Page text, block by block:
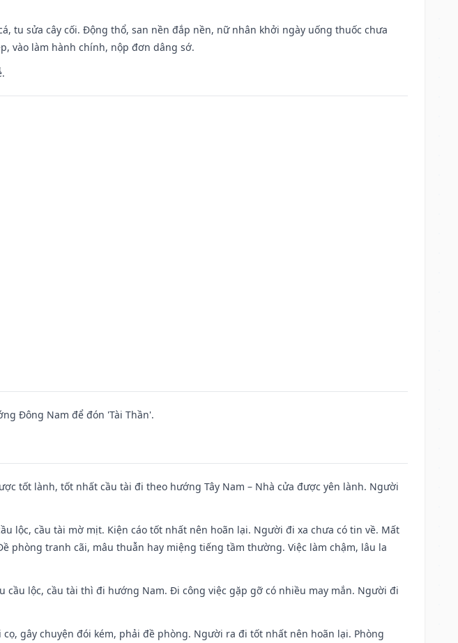
tu sửa cây cối. Động thổ, san nền đắp nền, nữ nhân khởi ngày uống thuốc chưa
vào làm hành chính, nộp đơn dâng sớ.
Đông Nam để đón 'Tài Thần'.
tốt lành, tốt nhất cầu tài đi theo hướng Tây Nam – Nhà cửa được yên lành. Người
lộc, cầu tài mờ mịt. Kiện cáo tốt nhất nên hoãn lại. Người đi xa chưa có tin về. Mất
phòng tranh cãi, mâu thuẫn hay miệng tiếng tầm thường. Việc làm chậm, lâu la
cầu lộc, cầu tài thì đi hướng Nam. Đi công việc gặp gỡ có nhiều may mắn. Người đi
cọ, gây chuyện đói kém, phải đề phòng. Người ra đi tốt nhất nên hoãn lại. Phòng